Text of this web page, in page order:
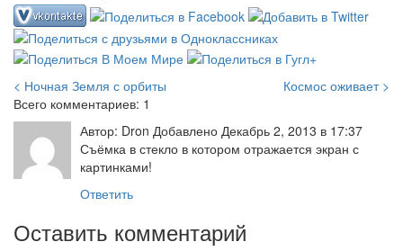
< Ночная Земля с орбиты
Космос оживает >
Всего комментариев: 1
Автор: Dron Добавлено Декабрь 2, 2013 в 17:37
Съёмка в стекло в котором отражается экран с
картинками!
Ответить
Оставить комментарий